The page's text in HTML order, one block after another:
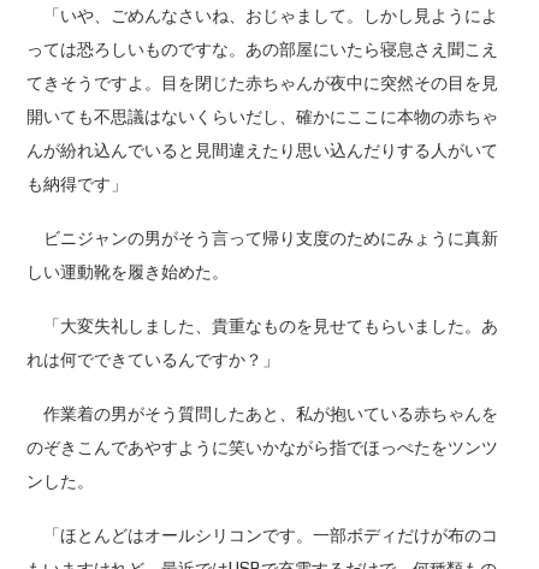
「いや、ごめんなさいね、おじゃまして。しかし見ようによ
っては恐ろしいものですな。あの部屋にいたら寝息さえ聞こえ
てきそうですよ。目を閉じた赤ちゃんが夜中に突然その目を見
開いても不思議はないくらいだし、確かにここに本物の赤ちゃ
んが紛れ込んでいると見間違えたり思い込んだりする人がいて
も納得です」
ビニジャンの男がそう言って帰り支度のためにみょうに真新
しい運動靴を履き始めた。
「大変失礼しました、貴重なものを見せてもらいました。あ
れは何でできているんですか？」
作業着の男がそう質問したあと、私が抱いている赤ちゃんを
のぞきこんであやすように笑いかながら指でほっぺたをツンツ
ンした。
「ほとんどはオールシリコンです。一部ボディだけが布のコ